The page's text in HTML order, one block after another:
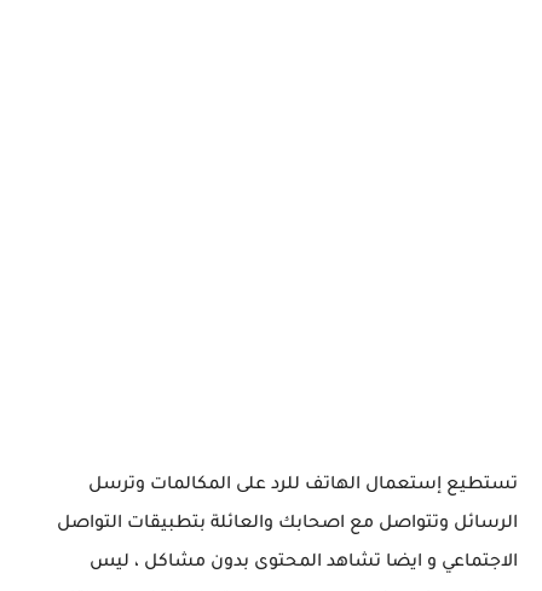
تستطيع إستعمال الهاتف للرد على المكالمات وترسل
الرسائل وتتواصل مع اصحابك والعائلة بتطبيقات التواصل
الاجتماعي و ايضا تشاهد المحتوى بدون مشاكل ، ليس